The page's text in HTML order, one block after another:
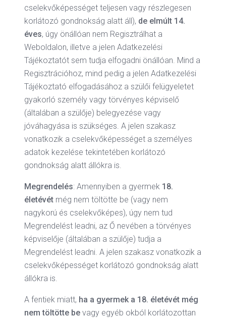
cselekvőképességet teljesen vagy részlegesen
korlátozó gondnokság alatt áll), de elmúlt 14.
éves, úgy önállóan nem Regisztrálhat a
Weboldalon, illetve a jelen Adatkezelési
Tájékoztatót sem tudja elfogadni önállóan. Mind a
Regisztrációhoz, mind pedig a jelen Adatkezelési
Tájékoztató elfogadásához a szülői felügyeletet
gyakorló személy vagy törvényes képviselő
(általában a szülője) belegyezése vagy
jóváhagyása is szükséges. A jelen szakasz
vonatkozik a cselekvőképességet a személyes
adatok kezelése tekintetében korlátozó
gondnokság alatt állókra is.
Megrendelés: Amennyiben a gyermek 18.
életévét még nem töltötte be (vagy nem
nagykorú és cselekvőképes), úgy nem tud
Megrendelést leadni, az Ő nevében a törvényes
képviselője (általában a szülője) tudja a
Megrendelést leadni. A jelen szakasz vonatkozik a
cselekvőképességet korlátozó gondnokság alatt
állókra is.
A fentiek miatt, ha a gyermek a 18. életévét még
nem töltötte be vagy egyéb okból korlátozottan